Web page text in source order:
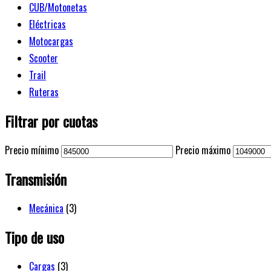
CUB/Motonetas
Eléctricas
Motocargas
Scooter
Trail
Ruteras
Filtrar por cuotas
Precio mínimo Precio máximo
Transmisión
Mecánica (3)
Tipo de uso
Cargas (3)